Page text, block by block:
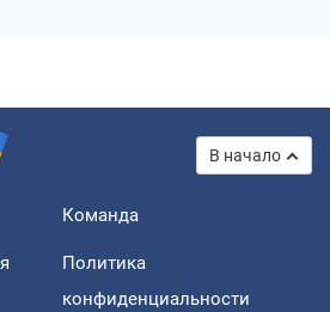
В начало
Команда
Политика
конфиденциальности